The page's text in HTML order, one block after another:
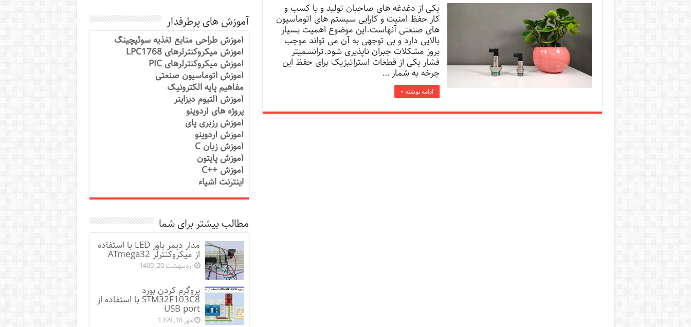
یکی از دغدغه های صاحبان تولید و یا کسب و
کار حفظ امنیت و کارایی سیستم های اتوماسیون
های صنعتی آنهاست.این موضوع اهمیت بسیار
بالایی دارد و بی توجهی به آن می تواند موجب
بروز مشکلات جبران ناپذیری شود.ترانسمیتر
فشار یکی از قطعات استراتیژیک برای حفظ این
چرخه به شمار …
ادامه نوشته »
آموزش های پرطرفدار
آموزش طراحی منابع تغذیه سوئیچینگ
آموزش میکروکنترلرهای LPC1768
آموزش میکروکنترلرهای PIC
آموزش اتوماسیون صنعتی
مفاهیم پایه الکترونیک
آموزش آلتیوم دیزاینر
پروژه های آردوینو
آموزش رزبری پای
آموزش آردوینو
آموزش زبان C
آموزش پایتون
آموزش ++C
اینترنت اشیاء
مطالب بیشتر برای شما
مدار دیمر پاور LED با استفاده
از میکروکنترلر ATmega32
اردیبهشت 20, 1400
پروگرم کردن بورد
STM32F103C8 با استفاده از
USB port
مهر 18, 1399